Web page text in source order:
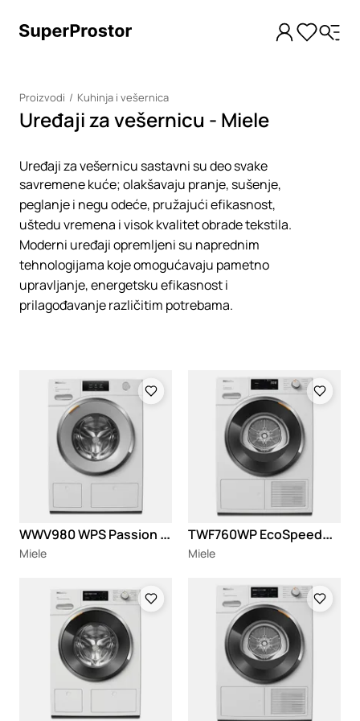
Proizvodi Kuhinja i vešernica
Uređaji za vešernicu - Miele
Uređaji za vešernicu sastavni su deo svake
savremene kuće; olakšavaju pranje, sušenje,
peglanje i negu odeće, pružajući efikasnost,
uštedu vremena i visok kvalitet obrade tekstila.
Moderni uređaji opremljeni su naprednim
tehnologijama koje omogućavaju pametno
upravljanje, energetsku efikasnost i
prilagođavanje različitim potrebama.
Loading
W
WV980 WPS Passion veš mašina
Miele
Loading
T
WF760WP EcoSpeed&8kg
Miele
Loading